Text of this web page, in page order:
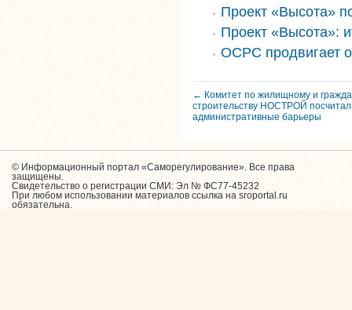
Проект «Высота»
Проект «Высота»:
ОСРС продвигает
← Комитет по жилищному и
строительству НОСТРОЙ посчитал
административные барьеры
© Информационный портал «Саморегулирование». Все права
защищены.
Свидетельство о регистрации СМИ: Эл № ФС77-45232
При любом использовании материалов ссылка на sroportal.ru
обязательна.